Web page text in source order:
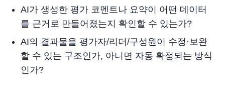
AI가 생성한 평가 코멘트나 요약이 어떤 데이터
를 근거로 만들어졌는지 확인할 수 있는가?
AI의 결과물을 평가자/리더/구성원이 수정·보완
할 수 있는 구조인가, 아니면 자동 확정되는 방식
인가?